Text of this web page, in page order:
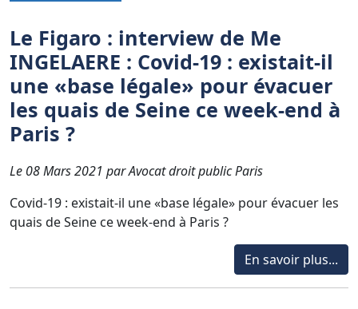
Le Figaro : interview de Me
INGELAERE : Covid-19 : existait-il
une «base légale» pour évacuer
les quais de Seine ce week-end à
Paris ?
Le 08 Mars 2021 par Avocat droit public Paris
Covid-19 : existait-il une «base légale» pour évacuer les
quais de Seine ce week-end à Paris ?
En savoir plus...